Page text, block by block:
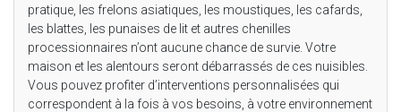
pratique, les frelons asiatiques, les moustiques, les cafards,
les blattes, les punaises de lit et autres chenilles
processionnaires n’ont aucune chance de survie. Votre
maison et les alentours seront débarrassés de ces nuisibles.
Vous pouvez profiter d’interventions personnalisées qui
correspondent à la fois à vos besoins, à votre environnement